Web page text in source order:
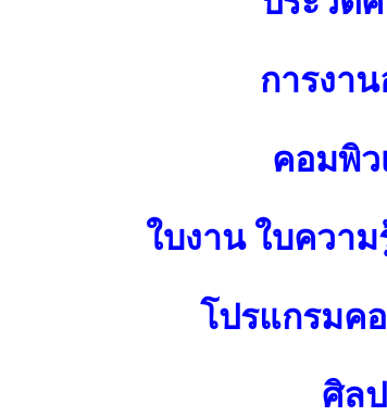
การงา
คอมพิว
ใบงาน ใบควา
โปรแกรมค
ศิล